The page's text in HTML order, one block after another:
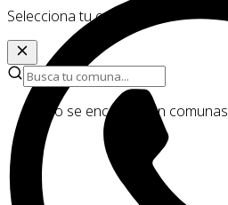
Selecciona tu comuna
No se encontraron comunas